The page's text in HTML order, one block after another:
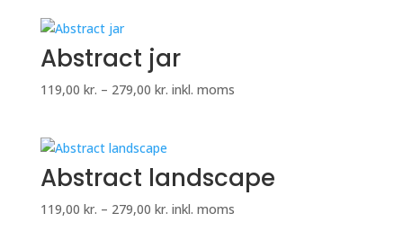
Abstract jar
119,00 kr. – 279,00 kr.Prisinterval:
inkl. moms
Abstract landscape
119,00 kr. – 279,00 kr. Prisinterval:
inkl. moms